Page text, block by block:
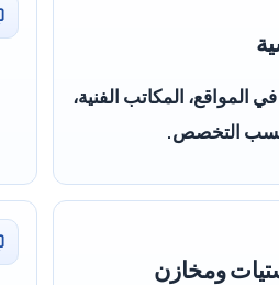
المواقع، المكاتب الفنية،
التخصص.
ومخازن